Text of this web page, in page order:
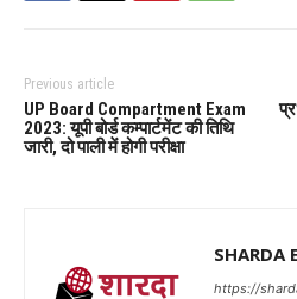
Previous article
UP Board Compartment Exam
2023: यूपी बोर्ड कम्पार्टमेंट की तिथि
जारी, दो पाली में होगी परीक्षा
SHARDA
https://